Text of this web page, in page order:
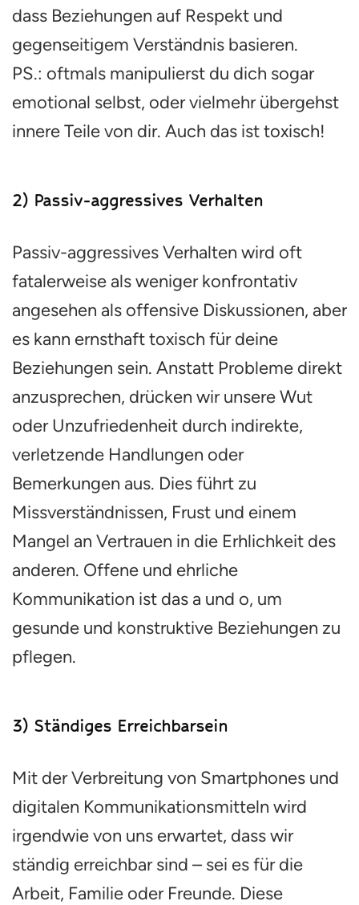
dass Beziehungen auf Respekt und
gegenseitigem Verständnis basieren.
PS.: oftmals manipulierst du dich sogar
emotional selbst, oder vielmehr übergehst
innere Teile von dir. Auch das ist toxisch!
2) Passiv-aggressives Verhalten
Passiv-aggressives Verhalten wird oft
fatalerweise als weniger konfrontativ
angesehen als offensive Diskussionen, aber
es kann ernsthaft toxisch für deine
Beziehungen sein. Anstatt Probleme direkt
anzusprechen, drücken wir unsere Wut
oder Unzufriedenheit durch indirekte,
verletzende Handlungen oder
Bemerkungen aus. Dies führt zu
Missverständnissen, Frust und einem
Mangel an Vertrauen in die Erhlichkeit des
anderen. Offene und ehrliche
Kommunikation ist das a und o, um
gesunde und konstruktive Beziehungen zu
pflegen.
3) Ständiges Erreichbarsein
Mit der Verbreitung von Smartphones und
digitalen Kommunikationsmitteln wird
irgendwie von uns erwartet, dass wir
ständig erreichbar sind – sei es für die
Arbeit, Familie oder Freunde. Diese